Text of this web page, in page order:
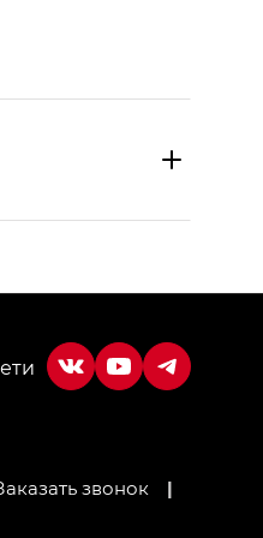
— GT, Джи Эль —
звонок |